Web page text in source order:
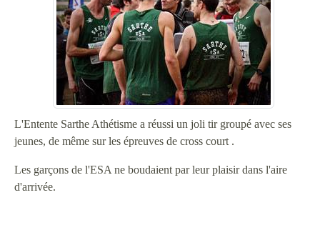
L'Entente Sarthe Athétisme a réussi un joli tir groupé avec ses
jeunes, de même sur les épreuves de cross court .
Les garçons de l'ESA ne boudaient par leur plaisir dans l'aire
d'arrivée.